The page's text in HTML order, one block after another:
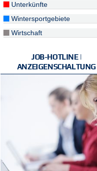
Unterkünfte
Wintersportgebiete
Wirtschaft
JOB-HOTLINE |
ANZEIGENSCHALTUNG